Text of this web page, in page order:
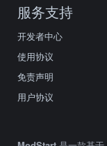
服务支持
开发者中心
使用协议
免责声明
用户协议